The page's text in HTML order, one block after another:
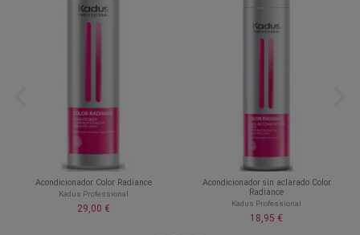
Acondicionador Color Radiance
Kadus Professional
29,00 €
Acondicionador sin aclarado Color
Radiance
Kadus Professional
18,95 €